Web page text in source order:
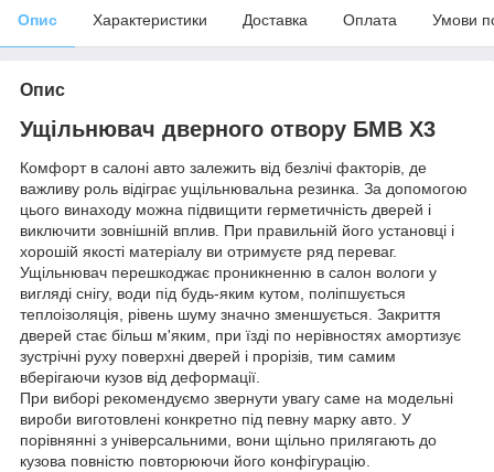
Опис Характеристики Доставка Оплата Умови
Опис
Ущільнювач дверного отвору БМВ Х3
Комфорт в салоні авто залежить від безлічі факторів, де
важливу роль відіграє ущільнювальна резинка. За допомогою
цього винаходу можна підвищити герметичність дверей і
виключити зовнішній вплив. При правильній його установці і
хорошій якості матеріалу ви отримуєте ряд переваг.
Ущільнювач перешкоджає проникненню в салон вологи у
вигляді снігу, води під будь-яким кутом, поліпшується
теплоізоляція, рівень шуму значно зменшується. Закриття
дверей стає більш м'яким, при їзді по нерівностях амортизує
зустрічні руху поверхні дверей і прорізів, тим самим
вберігаючи кузов від деформації.
При виборі рекомендуємо звернути увагу саме на модельні
вироби виготовлені конкретно під певну марку авто. У
порівнянні з універсальними, вони щільно прилягають до
кузова повністю повторюючи його конфігурацію.